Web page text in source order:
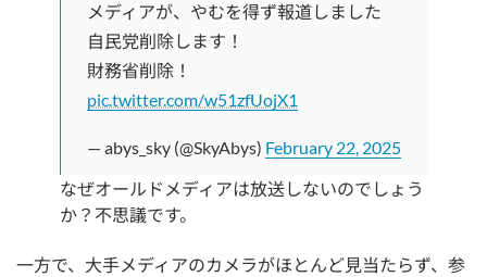
メディアが、やむを得ず報道しました
自民党削除します！
財務省削除！
pic.twitter.com/w51zfUojX1
— abys_sky (@SkyAbys) February 22, 2025
なぜオールドメディアは放送しないのでしょう
か？不思議です。
一方で、大手メディアのカメラがほとんど見当たらず、参